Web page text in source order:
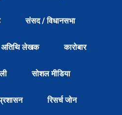
संसद / विधानसभा
अतिथि लेखक कारोबार
सोशल मीडिया
रिसर्च जोन